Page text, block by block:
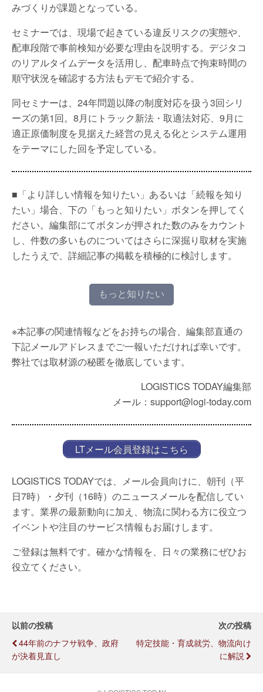
みづくりが課題となっている。
セミナーでは、現場で起きている違反リスクの実態や、
配車段階で事前検知が必要な理由を説明する。デジタコ
のリアルタイムデータを活用し、配車時点で拘束時間の
順守状況を確認する方法もデモで紹介する。
同セミナーは、24年問題以降の制度対応を扱う3回シリ
ーズの第1回。8月にトラック新法・取適法対応、9月に
適正原価制度を見据えた経営の見える化とシステム運用
をテーマにした回を予定している。
■「より詳しい情報を知りたい」あるいは「続報を知り
たい」場合、下の「もっと知りたい」ボタンを押してく
ださい。編集部にてボタンが押された数のみをカウント
し、件数の多いものについてはさらに深掘り取材を実施
したうえで、詳細記事の掲載を積極的に検討します。
もっと知りたい
※本記事の関連情報などをお持ちの場合、編集部直通の
下記メールアドレスまでご一報いただければ幸いです。
弊社では取材源の秘匿を徹底しています。
LOGISTICS TODAY編集部
メール：support@logi-today.com
LTメール会員登録はこちら
LOGISTICS TODAYでは、メール会員向けに、朝刊（平
日7時）・夕刊（16時）のニュースメールを配信してい
ます。業界の最新動向に加え、物流に関わる方に役立つ
イベントや注目のサービス情報もお届けします。
ご登録は無料です。確かな情報を、日々の業務にぜひお
役立てください。
以前の投稿
44年前のナフサ戦争、政府
が決着見直し
次の投稿
特定技能・育成就労、物流向け
に解説